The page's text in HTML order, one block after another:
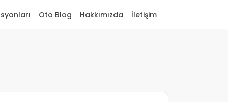
Oto Blog Hakkımızda İletişim